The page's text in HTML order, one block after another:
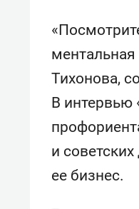
ментальная
Тихонова,
В интервью
и
ее бизнес.
Оставить
строят
ЖК «Заря»